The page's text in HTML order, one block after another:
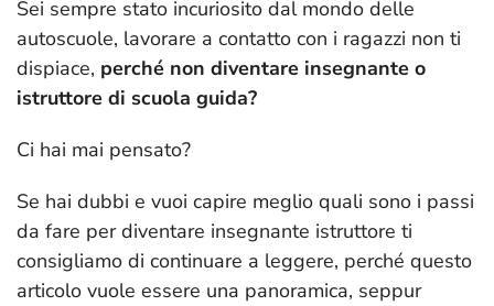
Sei sempre stato incuriosito dal mondo delle
autoscuole, lavorare a contatto con i ragazzi non ti
dispiace, perché non diventare insegnante o
istruttore di scuola guida?
Ci hai mai pensato?
Se hai dubbi e vuoi capire meglio quali sono i passi
da fare per diventare insegnante istruttore ti
consigliamo di continuare a leggere, perché questo
articolo vuole essere una panoramica, seppur